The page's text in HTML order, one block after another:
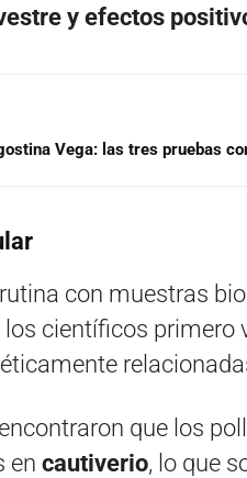
y efectos
Vega: las tres pruebas
con muestras
científicos primero
que los
en cautiverio, lo que